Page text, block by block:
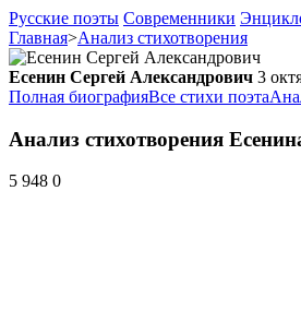
Русские поэты Современники
Главная>Анализ стихотворения
Есенин Сергей Александрович 3
Полная биографияВсе стихи поэта
Анализ стихотворения
5 948 0